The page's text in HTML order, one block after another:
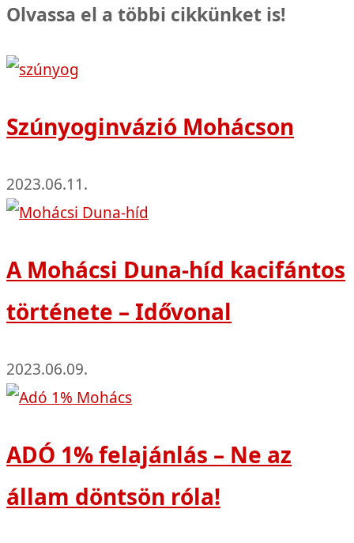
Olvassa el a többi cikkünket is!
Szúnyoginvázió Mohácson
2023.06.11.
A Mohácsi Duna-híd kacifántos
története – Idővonal
2023.06.09.
ADÓ 1% felajánlás – Ne az
állam döntsön róla!